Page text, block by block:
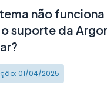
não
suporte da
01/04/2025